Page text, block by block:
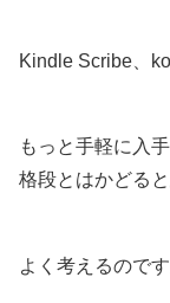
Kindle Scribe、
もっと手軽に入
格段とはかどると
よく考えるのです